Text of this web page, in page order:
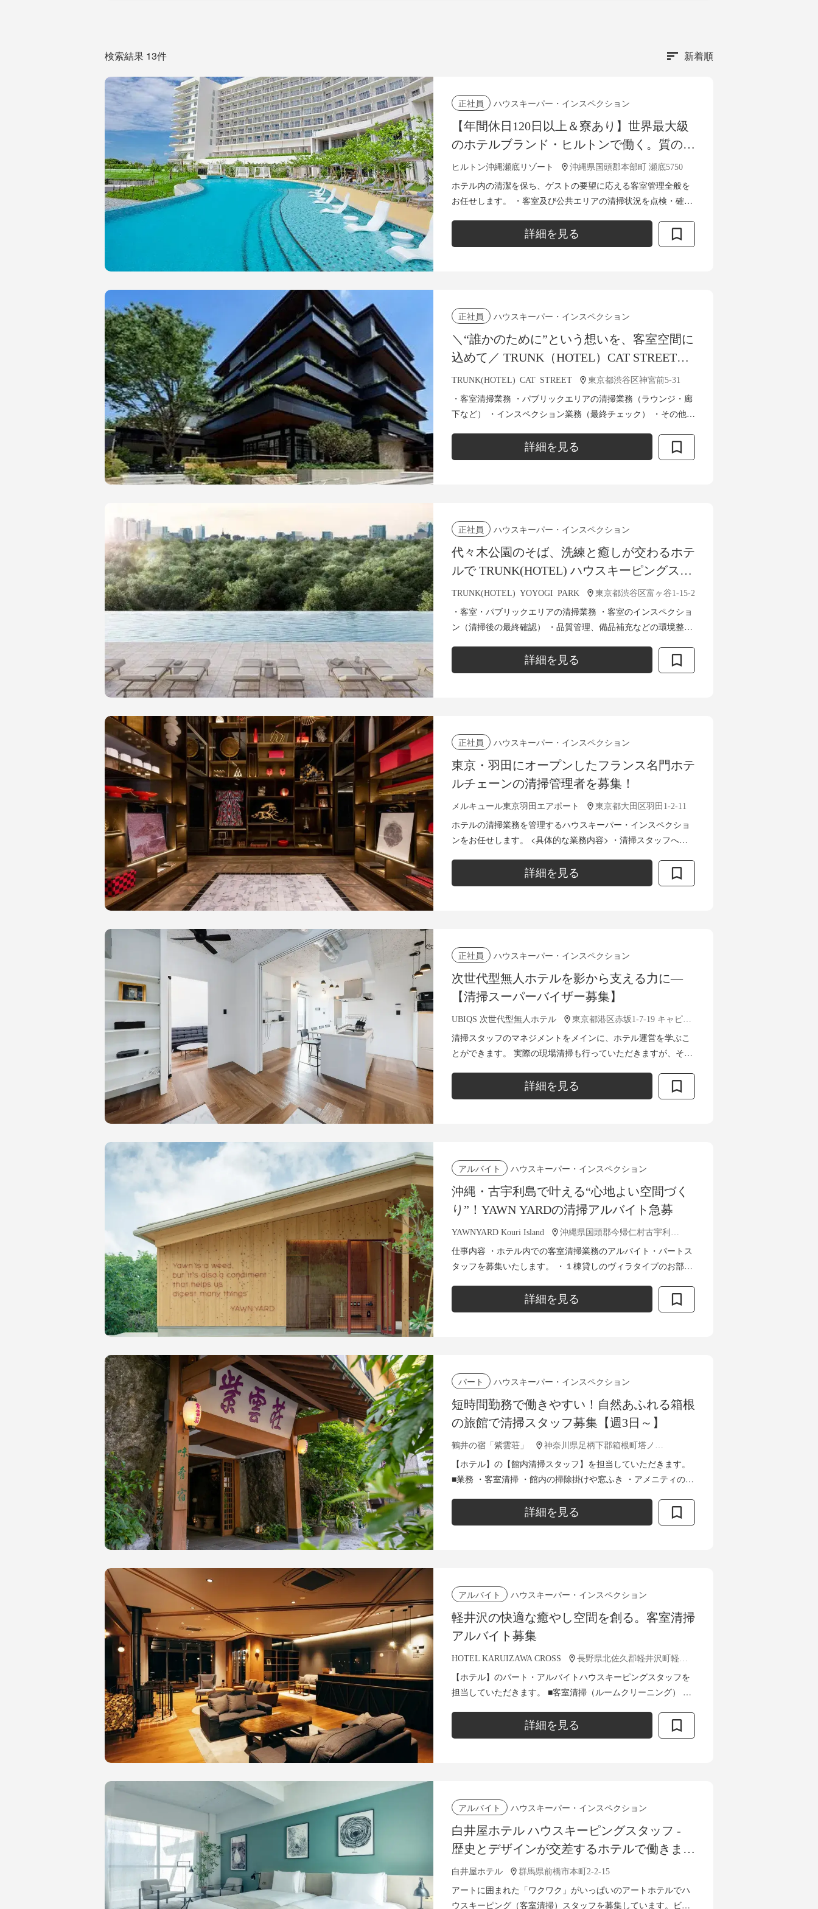
検索結果 13件 新着順
正社員 ハウスキーパー・インスペクション
【年間休日120日以上＆寮あり】世界最大級
のホテルブランド・ヒルトンで働く。質の高
いおもてなしを支えるハウスキーピング募
集！
ヒルトン沖縄瀬底リゾート 沖縄県国頭郡本部町 瀬底5750
ホテル内の清潔を保ち、ゲストの要望に応える客室管理全般を
お任せします。 ・客室及び公共エリアの清掃状況を点検・確認
・部署内のチーム...詳細を見る
正社員 ハウスキーパー・インスペクション
＼“誰かのために”という想いを、客室空間に
込めて／ TRUNK（HOTEL）CAT STREET｜
ハウスキーピングスタッフ募集
TRUNK(HOTEL) CAT STREET 東京都渋谷区神宮前5-31
・客室清掃業務 ・パブリックエリアの清掃業務（ラウンジ・廊
下など） ・インスペクション業務（最終チェック） ・その他、
詳細を見る
正社員 ハウスキーパー・インスペクション
代々木公園のそば、洗練と癒しが交わるホテ
ルで TRUNK(HOTEL) ハウスキーピングスタ
ッフ募集
TRUNK(HOTEL) YOYOGI PARK 東京都渋谷区富ヶ谷1-15-2
・客室・パブリックエリアの清掃業務 ・客室のインスペクショ
ン（清掃後の最終確認） ・品質管理、備品補充などの環境整備
詳細を見る
正社員 ハウスキーパー・インスペクション
東京・羽田にオープンしたフランス名門ホテ
ルチェーンの清掃管理者を募集！
メルキュール東京羽田エアポート 東京都大田区羽田1-2-11
ホテルの清掃業務を管理するハウスキーパー・インスペクショ
ンをお任せします。 <具体的な業務内容> ・清掃スタッフへの
詳細を見る
正社員 ハウスキーパー・インスペクション
次世代型無人ホテルを影から支える力に—
【清掃スーパーバイザー募集】
UBIQS 次世代型無人ホテル 東京都港区赤坂1-7-19 キャピタル赤坂ビル3F
清掃スタッフのマネジメントをメインに、ホテル運営を学ぶこ
とができます。 実際の現場清掃も行っていただきますが、それ
詳細を見る
アルバイト ハウスキーパー・インスペクション
沖縄・古宇利島で叶える“心地よい空間づく
り”！YAWN YARDの清掃アルバイト急募
YAWNYARD Kouri Island 沖縄県国頭郡今帰仁村古宇利1837
仕事内容 ・ホテル内での客室清掃業務のアルバイト・パートス
タッフを募集いたします。 ・１棟貸しのヴィラタイプのお部屋
り、エリアとエリアの...詳細を見る
パート ハウスキーパー・インスペクション
短時間勤務で働きやすい！自然あふれる箱根
の旅館で清掃スタッフ募集【週3日～】
鶴井の宿「紫雲荘」 神奈川県足柄下郡箱根町塔ノ沢92
【ホテル】の【館内清掃スタッフ】を担当していただきます。
■業務 ・客室清掃 ・館内の掃除掛けや窓ふき ・アメニティの補
詳細を見る
アルバイト ハウスキーパー・インスペクション
軽井沢の快適な癒やし空間を創る。客室清掃
アルバイト募集
HOTEL KARUIZAWA CROSS 長野県北佐久郡軽井沢町軽井沢６０１−１
【ホテル】のパート・アルバイトハウスキーピングスタッフを
担当していただきます。 ■客室清掃（ルームクリーニング） ・
および電気掃除機...詳細を見る
アルバイト ハウスキーパー・インスペクション
白井屋ホテル ハウスキーピングスタッフ -
歴史とデザインが交差するホテルで働きませ
んか？
白井屋ホテル 群馬県前橋市本町2-2-15
アートに囲まれた「ワクワク」がいっぱいのアートホテルでハ
ウスキーピング（客室清掃）スタッフを募集しています。ビジ